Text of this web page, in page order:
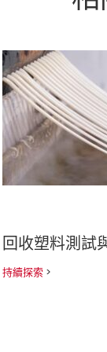
回收塑料測試
持續探索 >